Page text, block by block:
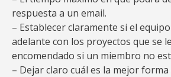
respuesta a un email.
– Establecer claramente si el
adelante con los proyectos que se
encomendado si un miembro no
– Dejar claro cuál es la mejor